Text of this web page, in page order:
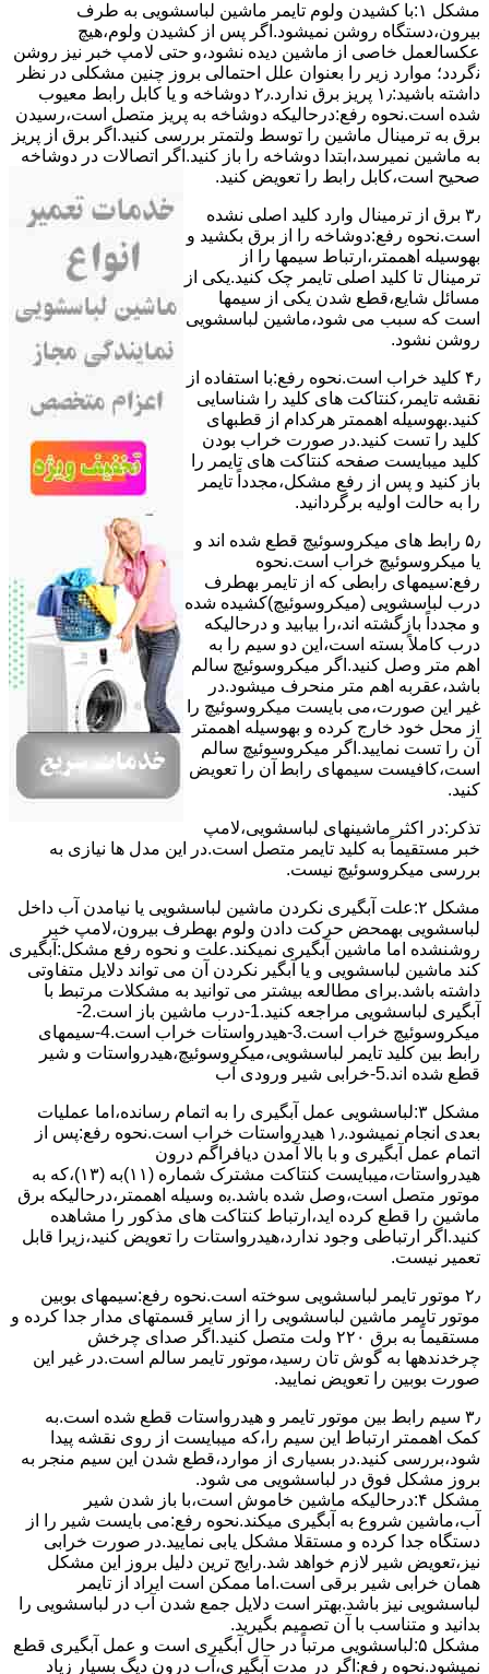
مشکل ۱:ﺑﺎ ﮐﺸﯿﺪن وﻟﻮم ﺗﺎﯾﻤﺮ ماشین لباسشویی به طرف
ﺑﯿﺮون،دستگاه روﺷﻦ نمیشود.اﮔﺮ ﭘﺲ از ﮐﺸﯿﺪن وﻟﻮم،ﻫﯿﭻ
عکسالعمل ﺧﺎﺻﯽ از ﻣﺎﺷﯿﻦ دﯾﺪه نشود،و حتی ﻻﻣﭗ ﺧﺒﺮ ﻧﯿﺰ روﺷﻦ
ﻧگردد؛ موارد زیر را بعنوان ﻋﻠﻞ احتمالی بروز چنین مشکلی در نظر
داشته باشید:۱٫ ﭘﺮﯾﺰ ﺑﺮق ﻧﺪارد.۲٫ دوﺷﺎﺧﻪ و ﯾﺎ ﮐﺎﺑﻞ راﺑﻂ ﻣﻌﯿﻮب
ﺷﺪه است.نحوه رفع:درحالیکه دوﺷﺎﺧﻪ ﺑﻪ ﭘﺮﯾﺰ ﻣﺘﺼﻞ اﺳﺖ،رﺳﯿﺪن
ﺑﺮق ﺑﻪ ﺗﺮﻣﯿﻨﺎل ﻣﺎﺷﯿﻦ را ﺗﻮﺳﻂ ولتمتر بررسی ﮐﻨﯿﺪ.اﮔﺮ ﺑﺮق از ﭘﺮﯾﺰ
ﺑﻪ ﻣﺎﺷﯿﻦ نمیرسد،اﺑﺘﺪا دوشاخه را باز کنید.اﮔﺮ اﺗﺼﺎﻻت در دوشاخه
ﺻﺤﯿﺢ اﺳﺖ،ﮐﺎﺑﻞ راﺑﻂ را ﺗﻌﻮﯾﺾ کنید.
۳٫ ﺑﺮق از ﺗﺮﻣﯿﻨﺎل وارد ﮐﻠﯿﺪ اﺻﻠﯽ ﻧﺸﺪه
است.نحوه رﻓﻊ:دوشاخه را از ﺑﺮق بکشید و
بهوسیله اهممتر،ارﺗﺒﺎط سیمها را از
ﺗﺮﻣﯿﻨﺎل ﺗﺎ ﮐﻠﯿﺪ اﺻﻠﯽ ﺗﺎﯾﻤﺮ چک کنید.یکی از
مسائل شایع،ﻗﻄﻊ شدن ﯾﮑﯽ از سیمها
است که سبب می شود،ﻣﺎﺷﯿﻦ لباسشویی
روﺷﻦ نشود.
۴٫ ﮐﻠﯿﺪ ﺧﺮاب اﺳﺖ.نحوه رفع:ﺑﺎ اﺳﺘﻔﺎده از
ﻧﻘﺸﻪ ﺗﺎﯾﻤﺮ،ﮐﻨﺘﺎﮐﺖ ﻫﺎی ﮐﻠﯿﺪ را ﺷﻨﺎﺳﺎﯾﯽ
کنید.بهوسیله اهممتر هرکدام از قطبهای
ﮐﻠﯿﺪ را ﺗﺴﺖ ﮐﻨﯿﺪ.در ﺻﻮرت ﺧﺮاب ﺑﻮدن
ﮐﻠﯿﺪ میبایست ﺻﻔﺤﻪ ﮐﻨﺘﺎﮐﺖ ﻫﺎی ﺗﺎﯾﻤﺮ را
باز کنید و ﭘﺲ از رﻓﻊ مشکل،مجدداً ﺗﺎﯾﻤﺮ
را به حالت اوﻟﯿﻪ برگردانید.
۵٫ رابط های ﻣﯿﮑﺮوﺳﻮﺋﯿﭻ ﻗﻄﻊ شده اند و
ﯾﺎ ﻣﯿﮑﺮوﺳﻮﺋﯿﭻ ﺧﺮاب اﺳﺖ.نحوه
رفع:سیمهای راﺑﻄﯽ ﮐﻪ از ﺗﺎﯾﻤﺮ بهطرف
درب لباسشویی (ﻣﯿﮑﺮوﺳﻮﺋﯿﭻ)کشیده شده
و مجدداً بازگشته اند،را ﺑﯿﺎﺑﯿﺪ و درحالیکه
درب کاملاً ﺑﺴﺘﻪ اﺳﺖ،اﯾﻦ دو ﺳﯿﻢ را ﺑﻪ
اﻫﻢ ﻣﺘﺮ وصل کنید.اﮔﺮ ﻣﯿﮑﺮوﺳﻮﺋﯿﭻ ﺳﺎﻟﻢ
ﺑﺎﺷﺪ،ﻋﻘﺮﺑﻪ اهم متر ﻣﻨﺤﺮف میشود.در
ﻏﯿﺮ اﯾﻦ ﺻﻮرت،می بایست ﻣﯿﮑﺮوﺳﻮﺋﯿﭻ را
از ﻣﺤﻞ خود ﺧﺎرج کرده و بهوسیله اهممتر
آن را ﺗﺴﺖ ﻧﻤﺎﯾﯿﺪ.اﮔﺮ ﻣﯿﮑﺮوﺳﻮﺋﯿﭻ ﺳﺎﻟﻢ
اﺳﺖ،ﮐﺎﻓﯿﺴﺖ سیمهای راﺑﻄ آن را ﺗﻌﻮﯾﺾ
کنید.
ﺗﺬﮐﺮ:در اﮐﺜﺮ ماشینهای لباسشویی،ﻻﻣﭗ
ﺧﺒﺮ مستقیماً ﺑﻪ ﮐﻠﯿﺪ ﺗﺎﯾﻤﺮ ﻣﺘﺼﻞ اﺳﺖ.در اﯾﻦ مدل ها ﻧﯿﺎزی ﺑﻪ
بررسی ﻣﯿﮑﺮوﺳﻮﺋﯿﭻ نیست.
مشکل ۲:علت آبگیری نکردن ماشین لباسشویی یا نیامدن آب داخل
لباسشویی بهمحض ﺣﺮﮐﺖ دادن وﻟﻮم بهطرف ﺑﯿﺮون،ﻻﻣﭗ ﺧﺒﺮ
روشنشده اﻣﺎ ﻣﺎﺷﯿﻦ آﺑﮕﯿﺮی نمیکند.ﻋﻠﺖ و نحوه رﻓﻊ مشکل:آبگیری
کند ماشین لباسشویی و یا آبگیر نکردن آن می تواند دلایل متفاوتی
داشته باشد.برای مطالعه بیشتر می توانید به مشکلات مرتبط با
آبگیری لباسشویی مراجعه کنید.1-درب ﻣﺎﺷﯿﻦ ﺑﺎز اﺳﺖ.2-
ﻣﯿﮑﺮوﺳﻮﺋﯿﭻ ﺧﺮاب اﺳﺖ.3-ﻫﯿﺪرواﺳﺘﺎت ﺧﺮاب اﺳﺖ.4-سیمهای
راﺑﻂ ﺑﯿﻦ ﮐﻠﯿﺪ ﺗﺎﯾﻤﺮ لباسشویی،ﻣﯿﮑﺮوﺳﻮﺋﯿﭻ،ﻫﯿﺪرواﺳﺘﺎت و ﺷﯿﺮ
ﻗﻄﻊ ﺷﺪه اند.5-خرابی شیر ورودی آب
مشکل ۳:لباسشویی ﻋﻤﻞ آﺑﮕﯿﺮی را ﺑﻪ اﺗﻤﺎم رﺳﺎﻧﺪه،اﻣﺎ ﻋﻤﻠﯿﺎت
ﺑﻌﺪی اﻧﺠﺎم نمیشود.۱٫ ﻫﯿﺪرواﺳﺘﺎت ﺧﺮاب اﺳﺖ.نحوه رﻓﻊ:ﭘﺲ از
اﺗﻤﺎم عمل آﺑﮕﯿﺮی و ﺑﺎ ﺑﺎﻻ آﻣﺪن دﯾﺎﻓﺮاﮔﻢ درون
ﻫﯿﺪرواﺳﺘﺎت،میبایست ﮐﻨﺘﺎﮐﺖ ﻣﺸﺘﺮک شماره (۱۱)به (۱۳)،ﮐﻪ ﺑﻪ
ﻣﻮﺗﻮر ﻣﺘﺼﻞ اﺳﺖ،وﺻﻞ ﺷﺪه ﺑﺎﺷﺪ.ﺑه وسیله اهممتر،درحالیکه ﺑﺮق
ﻣﺎﺷﯿﻦ را ﻗﻄﻊ کرده اید،ارﺗﺒﺎط ﮐﻨﺘﺎﮐﺖ ﻫﺎی ﻣﺬﮐﻮر را ﻣﺸﺎﻫﺪه
کنید.اﮔﺮ ارﺗﺒﺎطی وجود ندارد،ﻫﯿﺪرواﺳﺘﺎت را ﺗﻌﻮﯾﺾ ﮐﻨﯿﺪ،زﯾﺮا قابل
ﺗﻌﻤﯿﺮ نیست.
۲٫ ﻣﻮﺗﻮر ﺗﺎﯾﻤﺮ لباسشویی ﺳﻮﺧﺘﻪ اﺳﺖ.نحوه رﻓﻊ:سیمهای ﺑﻮﺑﯿﻦ
ﻣﻮﺗﻮر ﺗﺎﯾﻤﺮ ماشین لباسشویی را از ﺳﺎﯾﺮ قسمتهای ﻣﺪار ﺟﺪا کرده و
مستقیماً ﺑﻪ برق ۲۲۰ وﻟﺖ ﻣﺘﺼﻞ کنید.اﮔﺮ ﺻﺪای ﭼﺮﺧﺶ
چرخدندهها به گوش تان رﺳﯿﺪ،ﻣﻮﺗﻮر ﺗﺎﯾﻤﺮ ﺳﺎﻟﻢ اﺳﺖ.در ﻏﯿﺮ اﯾﻦ
ﺻﻮرت ﺑﻮﺑﯿﻦ را ﺗﻌﻮﯾﺾ ﻧﻤﺎﯾﯿﺪ.
۳٫ ﺳﯿﻢ راﺑﻂ ﺑﯿﻦ ﻣﻮﺗﻮر ﺗﺎﯾﻤﺮ و ﻫﯿﺪرواﺳﺘﺎت ﻗﻄﻊ ﺷﺪه اﺳﺖ.به
کمک اهممتر ارﺗﺒﺎط اﯾﻦ ﺳﯿﻢ را،ﮐﻪ میبایست از روی ﻧﻘﺸﻪ ﭘﯿﺪا
ﺷﻮد،بررسی ﮐﻨﯿﺪ.در ﺑﺴﯿﺎری از موارد،ﻗﻄﻊ ﺷﺪن اﯾﻦ ﺳﯿﻢ ﻣﻨﺠﺮ ﺑﻪ
ﺑﺮوز مشکل ﻓﻮق در لباسشویی می شود.
مشکل ۴:درحالیکه ﻣﺎﺷﯿﻦ ﺧﺎﻣﻮش اﺳﺖ،ﺑﺎ ﺑﺎز ﺷﺪن ﺷﯿﺮ
آب،ﻣﺎﺷﯿﻦ ﺷﺮوع ﺑﻪ آﺑﮕﯿﺮی میکند.نحوه رﻓﻊ:می بایست ﺷﯿﺮ را از
دستگاه جدا کرده و مستقلا مشکل یابی نمایید.در صورت خرابی
نیز،تعویض شیر لازم خواهد شد.رایج ترین دلیل بروز این مشکل
همان خرابی شیر برقی است.اما ممکن است ایراد از تایمر
لباسشویی نیز باشد.بهتر است دلایل جمع شدن آب در لباسشویی را
بدانید و متناسب با آن تصمیم بگیرید.
مشکل ۵:لباسشویی مرتباً در ﺣﺎل آﺑﮕﯿﺮی اﺳﺖ و ﻋﻤﻞ آﺑﮕﯿﺮی ﻗﻄﻊ
نمیشود.نحوه رﻓﻊ:اﮔﺮ در ﻣﺪت آﺑﮕﯿﺮی،آب درون دﯾﮓ ﺑﺴﯿﺎر زﯾﺎد